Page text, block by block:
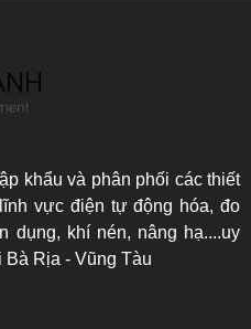
khẩu và phân phối các thiết
vực điện tự động hóa, đo
dụng, khí nén, nâng hạ....uy
Rịa - Vũng Tàu